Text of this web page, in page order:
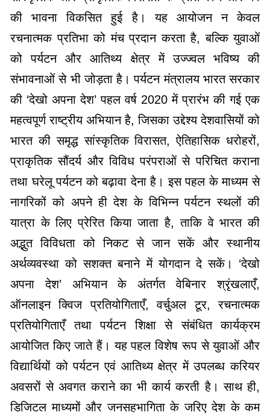
की भावना विकसित हुई है। यह आयोजन न केवल
रचनात्मक प्रतिभा को मंच प्रदान करता है, बल्कि युवाओं
को पर्यटन और आतिथ्य क्षेत्र में उज्ज्वल भविष्य की
संभावनाओं से भी जोड़ता है। पर्यटन मंत्रालय भारत सरकार
की ‘देखो अपना देश’ पहल वर्ष 2020 में प्रारंभ की गई एक
महत्वपूर्ण राष्ट्रीय अभियान है, जिसका उद्देश्य देशवासियों को
भारत की समृद्ध सांस्कृतिक विरासत, ऐतिहासिक धरोहरों,
प्राकृतिक सौंदर्य और विविध परंपराओं से परिचित कराना
तथा घरेलू पर्यटन को बढ़ावा देना है। इस पहल के माध्यम से
नागरिकों को अपने ही देश के विभिन्न पर्यटन स्थलों की
यात्रा के लिए प्रेरित किया जाता है, ताकि वे भारत की
अद्भुत विविधता को निकट से जान सकें और स्थानीय
अर्थव्यवस्था को सशक्त बनाने में योगदान दे सकें। ‘देखो
अपना देश’ अभियान के अंतर्गत वेबिनार श्रृंखलाएँ,
ऑनलाइन क्विज प्रतियोगिताएँ, वर्चुअल टूर, रचनात्मक
प्रतियोगिताएँ तथा पर्यटन शिक्षा से संबंधित कार्यक्रम
आयोजित किए जाते हैं। यह पहल विशेष रूप से युवाओं और
विद्यार्थियों को पर्यटन एवं आतिथ्य क्षेत्र में उपलब्ध करियर
अवसरों से अवगत कराने का भी कार्य करती है। साथ ही,
डिजिटल माध्यमों और जनसहभागिता के जरिए देश के कम